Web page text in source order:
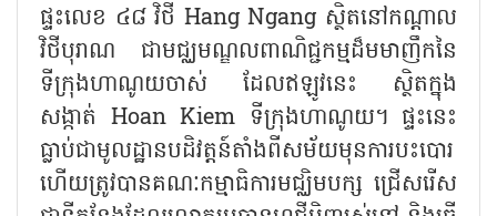
ផ្ទះលេខ ៤៨ វិថី Hang Ngang ស្ថិតនៅកណ្តាល
វិថីបុរាណ ជាមជ្ឈមណ្ឌលពាណិជ្ជកម្មដ៏មមាញឹកនៃ
ទីក្រុងហាណូយចាស់ ដែលឥឡូវនេះ ស្ថិតក្នុង
សង្កាត់ Hoan Kiem ទីក្រុងហាណូយ។ ផ្ទះនេះ
ធ្លាប់ជាមូលដ្ឋានបដិវត្តន៍តាំងពីសម័យមុនការបះបោរ
ហើយត្រូវបានគណៈកម្មាធិការមជ្ឈិមបក្ស ជ្រើសរើស